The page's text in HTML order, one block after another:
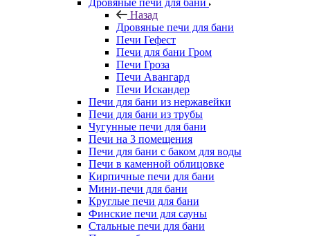
Дровяные печи для бани
Назад
Дровяные печи для бани
Печи Гефест
Печи для бани Гром
Печи Гроза
Печи Авангард
Печи Искандер
Печи для бани из нержавейки
Печи для бани из трубы
Чугунные печи для бани
Печи на 3 помещения
Печи для бани с баком для воды
Печи в каменной облицовке
Кирпичные печи для бани
Мини-печи для бани
Круглые печи для бани
Финские печи для сауны
Стальные печи для бани